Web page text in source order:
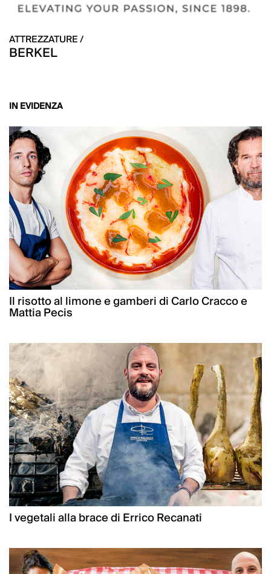
ATTREZZATURE /
BERKEL
IN EVIDENZA
Il risotto al limone e gamberi di Carlo Cracco e
Mattia Pecis
I vegetali alla brace di Errico Recanati